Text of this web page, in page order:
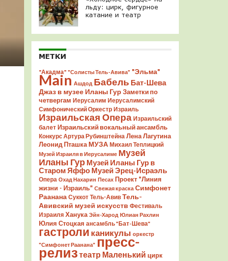
льду: цирк, фигурное
катание и театр
МЕТКИ
"Акадма" "Солисты Тель-Авива" "Эльма"
Main Ашдод Бабель Бат-Шева
Джаз в музее Иланы Гур Заметки по
четвергам Иерусалим Иерусалимский
Симфонический Оркестр Израиль
Израильская Опера Израильский
балет Израильский вокальный ансамбль
Конкурс Артура Рубинштейна Лена Лагутина
Леонид Пташка МУЗА Михаил Теплицкий
Музей Израиля в Иерусалиме Музей
Иланы Гур Музей Иланы Гур в
Старом Яффо Музей Эрец-Исраэль
Опера Охад Нахарин Песах Проект "Линия
жизни - Израиль" Свежая краска Симфонет
Раанана Суккот Тель-Авив Тель-
Авивский музей искусств Фестиваль
Израиля Ханука Эйн-Харод Юлиан Рахлин
Юлия Стоцкая ансамбль "Бат-Шева"
гастроли каникулы оркестр
"Симфонет Раанана" пресс-
релизтеатр Маленький цирк